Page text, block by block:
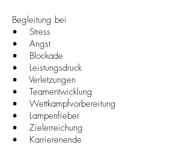
Begleitung bei
• Stress
• Angst
• Blockade
• Leistungsdruck
• Verletzungen
• Teamentwicklung
• Wettkampfvorbereitung
• Lampenfieber
• Zielerreichung
• Karrierenende